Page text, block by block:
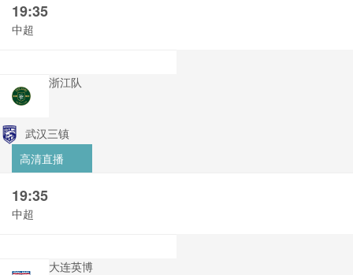
19:35
中超
浙江队
武汉三镇
高清直播
19:35
中超
大连英博